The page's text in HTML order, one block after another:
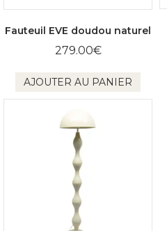
Fauteuil EVE doudou naturel
279.00€
AJOUTER AU PANIER